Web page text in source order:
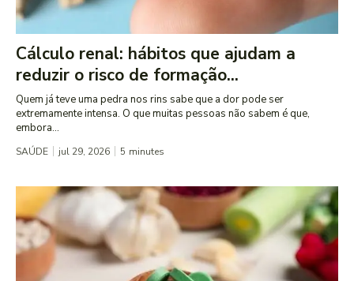
Cálculo renal: hábitos que ajudam a
reduzir o risco de formação...
Quem já teve uma pedra nos rins sabe que a dor pode ser
extremamente intensa. O que muitas pessoas não sabem é que,
embora...
SAÚDE jul 29, 2026 5 minutes